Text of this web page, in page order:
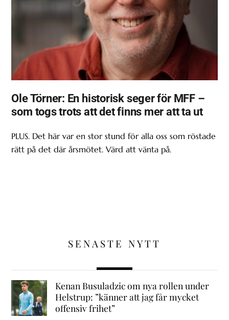
Ole Törner: En historisk seger för MFF –
som togs trots att det finns mer att ta ut
PLUS. Det här var en stor stund för alla oss som röstade
rätt på det där årsmötet. Värd att vänta på.
SENASTE NYTT
Kenan Busuladzic om nya rollen under
Helstrup: ”känner att jag får mycket
offensiv frihet”